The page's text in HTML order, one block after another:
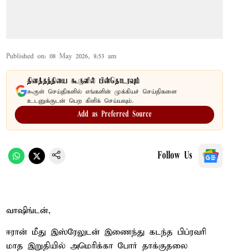
Published on: 08 May 2026, 8:53 am
தினத்தந்தியை கூகுளில் பின்தொடரவும்
கூகுள் செய்திகளில் எங்களின் முக்கியச் செய்திகளை
உடனுக்குடன் பெற கிளிக் செய்யவும்.
Add as Preferred Source
Follow Us
வாஷிங்டன்,
ஈரான் மீது இஸ்ரேலுடன் இணைந்து கடந்த பிப்ரவரி
மாத இறுதியில் அமெரிக்கா போர் தாக்குதலை